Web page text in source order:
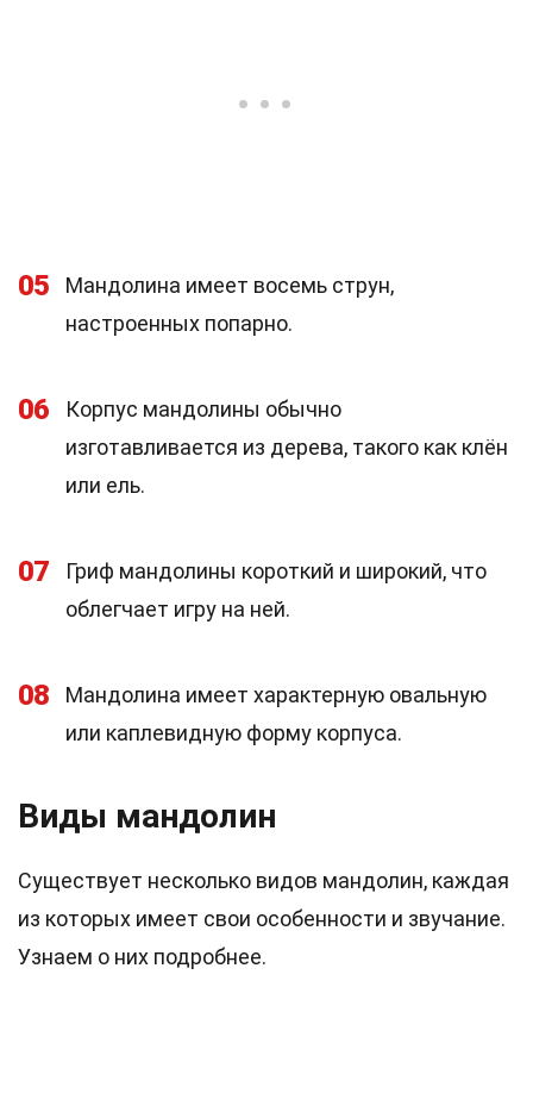
05
Мандолина имеет восемь струн,
настроенных попарно.
06
Корпус мандолины обычно
изготавливается из дерева, такого как клён
или ель.
07
Гриф мандолины короткий и широкий, что
облегчает игру на ней.
08
Мандолина имеет характерную овальную
или каплевидную форму корпуса.
Виды мандолин
Существует несколько видов мандолин, каждая
из которых имеет свои особенности и звучание.
Узнаем о них подробнее.